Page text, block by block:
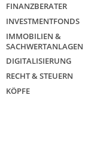
FINANZBERATER
INVESTMENTFONDS
IMMOBILIEN &
SACHWERTANLAGEN
DIGITALISIERUNG
RECHT & STEUERN
KÖPFE